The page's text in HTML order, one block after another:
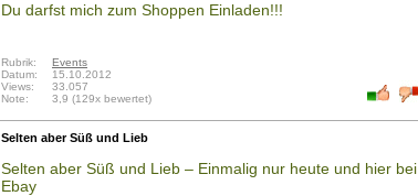
Du darfst mich zum Shoppen Einladen!!!
Rubrik:
Events
Datum:
15.10.2012
Views:
33.057
Note:
3,9 (129x bewertet)
Selten aber Süß und Lieb
Selten aber Süß und Lieb – Einmalig nur heute und hier bei
Ebay